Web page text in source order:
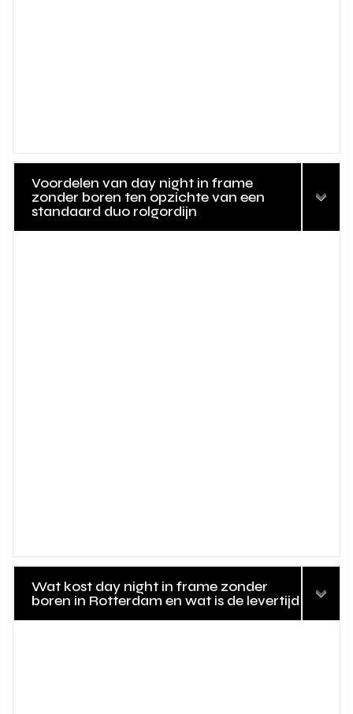
Voordelen van day night in frame
zonder boren ten opzichte van een
standaard duo rolgordijn
Wat kost day night in frame zonder
boren in Rotterdam en wat is de levertijd